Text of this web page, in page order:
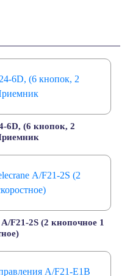
6D, (6 кнопок, 2
F21-2S (2 кнопочное 1